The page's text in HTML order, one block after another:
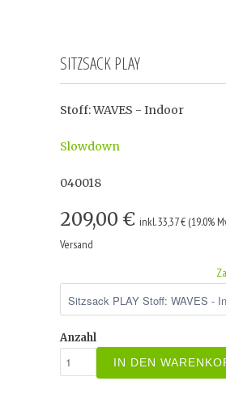
SITZSACK PLAY
Stoff: WAVES - Indoor
Slowdown
040018
209,00 € inkl. 33,37 € (19.0%
Versand
Anzahl
IN DEN